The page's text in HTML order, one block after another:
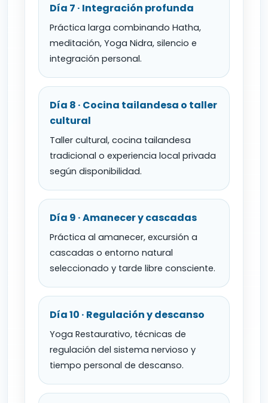
Día 7 · Integración profunda
Práctica larga combinando Hatha,
meditación, Yoga Nidra, silencio e
integración personal.
Día 8 · Cocina tailandesa o taller
cultural
Taller cultural, cocina tailandesa
tradicional o experiencia local privada
según disponibilidad.
Día 9 · Amanecer y cascadas
Práctica al amanecer, excursión a
cascadas o entorno natural
seleccionado y tarde libre consciente.
Día 10 · Regulación y descanso
Yoga Restaurativo, técnicas de
regulación del sistema nervioso y
tiempo personal de descanso.